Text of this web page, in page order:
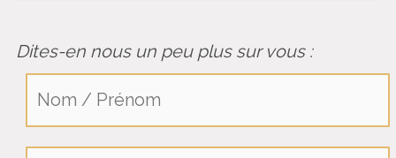
Dites-en nous un peu plus sur vous :